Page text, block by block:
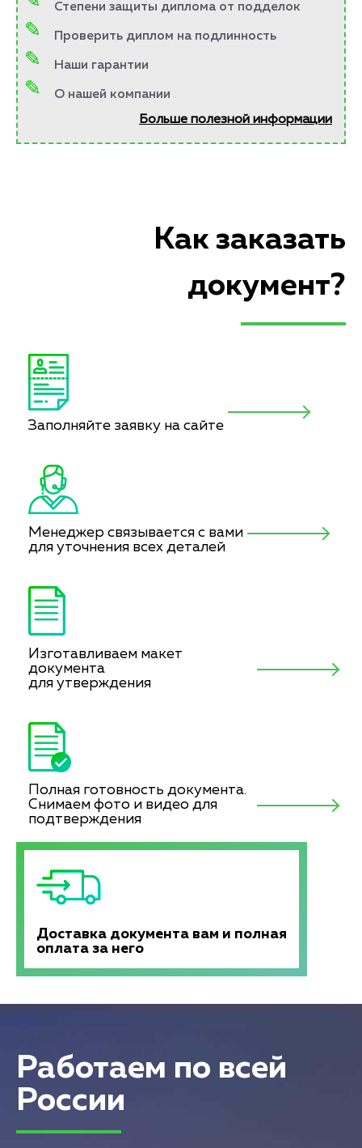
Степени защиты диплома от подделок
Проверить диплом на подлинность
Наши гарантии
О нашей компании
Больше полезной информации
Как заказать
документ?
Заполняйте заявку на сайте
Менеджер связывается с вами
для уточнения всех деталей
Изготавливаем макет
документа
для утверждения
Полная готовность документа.
Снимаем фото и видео для
подтверждения
Доставка документа вам и полная
оплата за него
Работаем по всей
России